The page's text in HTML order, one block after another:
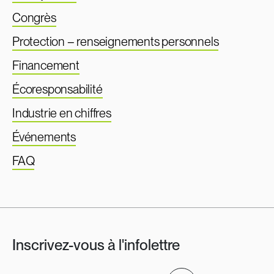
Congrès
Protection – renseignements personnels
Financement
Écoresponsabilité
Industrie en chiffres
Événements
FAQ
Inscrivez-vous à l'infolettre